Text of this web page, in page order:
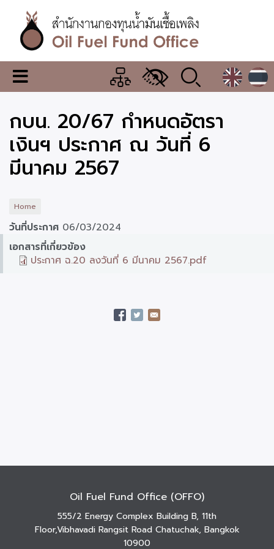
content
สำนักงาน
กองทุน
น้ำมัน
เชื้อ
เพลิง
เมนู
เปลี่ยน
แสดง
ผล
กบน. 20/67 กำหนดอัตรา
เงินฯ ประกาศ ณ วันที่ 6
มีนาคม 2567
Home
วันที่ประกาศ 06/03/2024
เอกสารที่เกี่ยวข้อง
ประกาศ ฉ.20 ลงวันที่ 6 มีนาคม 2567.pdf
Oil Fuel Fund Office (OFFO)
555/2 Energy Complex Building B, 11th
Floor,Vibhavadi Rangsit Road Chatuchak, Bangkok
10900